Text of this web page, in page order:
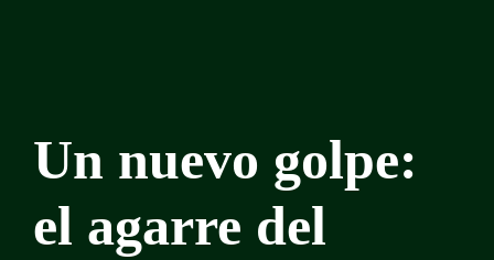
Un nuevo golpe:
el agarre del